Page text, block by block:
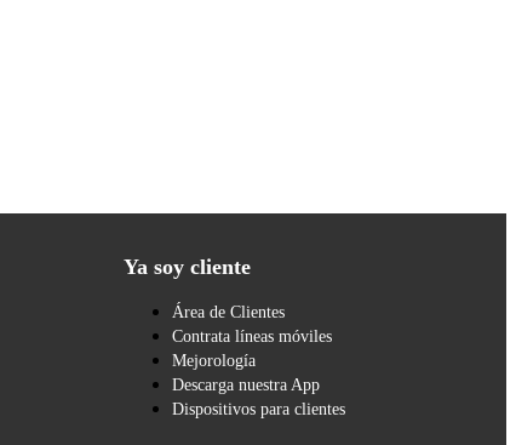
Ya soy cliente
Área de Clientes
Contrata líneas móviles
Mejorología
Descarga nuestra App
Dispositivos para clientes